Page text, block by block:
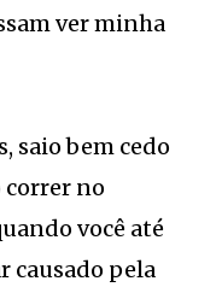
ver minha
saio bem cedo
correr no
você até
causado pela